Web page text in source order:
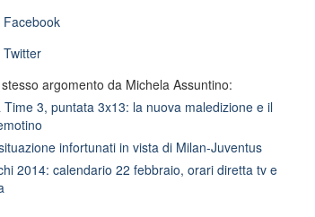
Facebook
Twitter
argomento da Michela Assuntino:
3, puntata 3x13: la nuova maledizione e il
infortunati in vista di Milan-Juventus
2014: calendario 22 febbraio, orari diretta tv e